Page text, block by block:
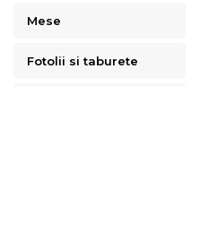
Mese
Fotolii si taburete